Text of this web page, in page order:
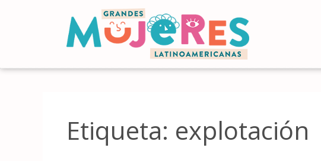
Etiqueta: explotación